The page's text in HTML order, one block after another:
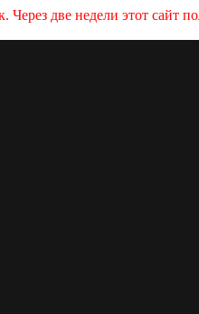
Через две недели этот